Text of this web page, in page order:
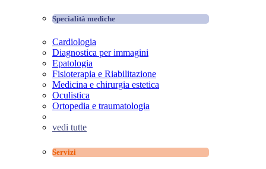
Specialità mediche
Cardiologia
Diagnostica per immagini
Epatologia
Fisioterapia e Riabilitazione
Medicina e chirurgia estetica
Oculistica
Ortopedia e traumatologia
vedi tutte
Servizi